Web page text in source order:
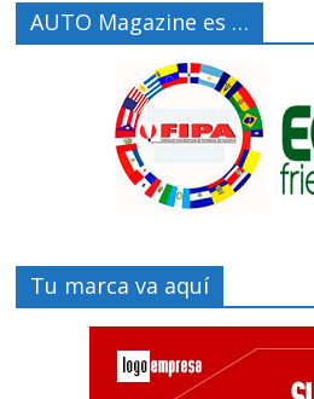
AUTO Magazine es …
Tu marca va aquí